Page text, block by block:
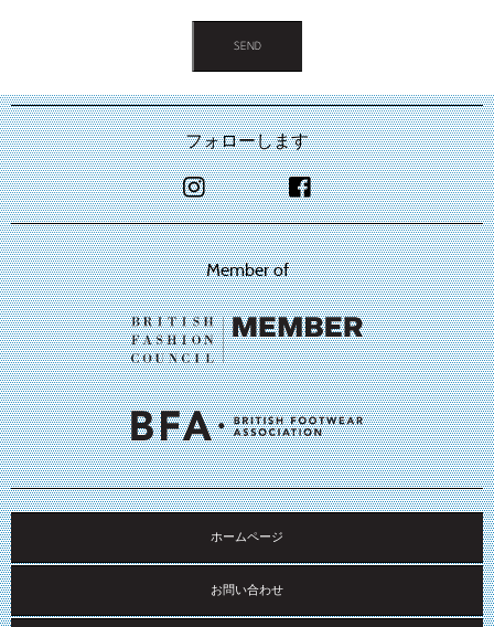
フォローします
Member of
ホームページ
お問い合わせ